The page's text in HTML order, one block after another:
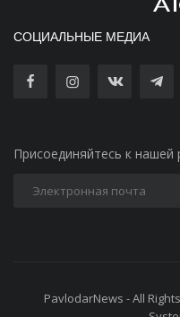
СОЦИАЛЬНЫЕ МЕДИА
Присоединяйтесь к нашей
PavlodarNews - All